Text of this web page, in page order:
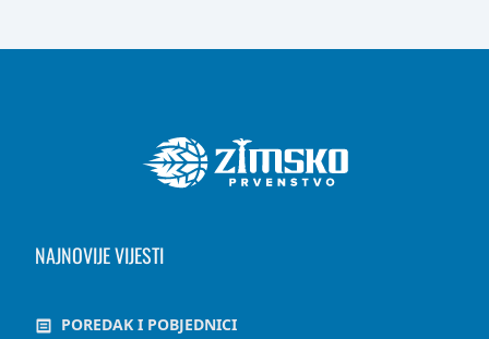
NAJNOVIJE VIJESTI
POREDAK I POBJEDNICI